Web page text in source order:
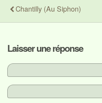
Chantilly (au Siphon)
Laisser une réponse